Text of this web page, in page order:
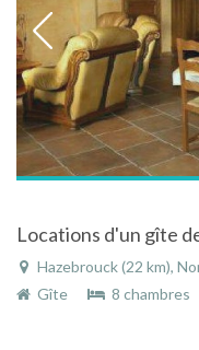
Hazebrouck (22 km), Nord,
Gîte
8 chambres